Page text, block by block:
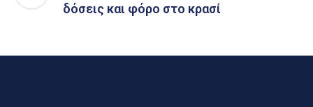
δόσεις και φόρο στo κρασί